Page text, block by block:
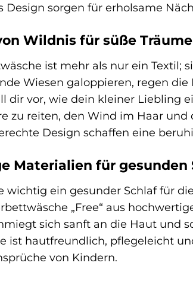
Design sorgen für erholsame
Wildnis für süße Träume
ist mehr als nur ein
Wiesen galoppieren, regen
dir vor, wie dein kleiner Liebling
zu reiten, den Wind im Haar
Design schaffen eine
Materialien für gesunden
wichtig ein gesunder Schlaf für
„Free“ aus
sich sanft an die Haut und
ist hautfreundlich, pflegeleicht
von Kindern.